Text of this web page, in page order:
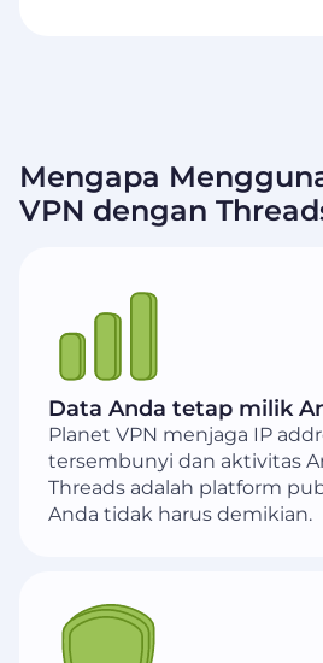
Mengapa
VPN dengan
Data Anda tetap milik
Planet VPN menjaga IP
tersembunyi dan aktivitas
Threads adalah platform
Anda tidak harus demikian.